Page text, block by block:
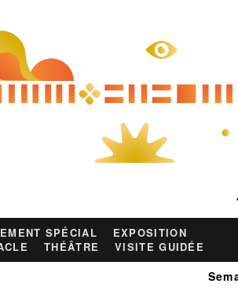
SPÉCIAL
EXPOSITION
THÉÂTRE VISITE GUIDÉE